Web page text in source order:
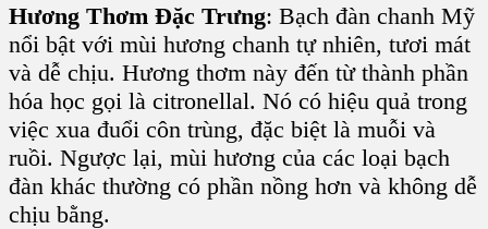
Hương Thơm Đặc Trưng: Bạch đàn chanh Mỹ
nổi bật với mùi hương chanh tự nhiên, tươi mát
và dễ chịu. Hương thơm này đến từ thành phần
hóa học gọi là citronellal. Nó có hiệu quả trong
việc xua đuổi côn trùng, đặc biệt là muỗi và
ruồi. Ngược lại, mùi hương của các loại bạch
đàn khác thường có phần nồng hơn và không dễ
chịu bằng.